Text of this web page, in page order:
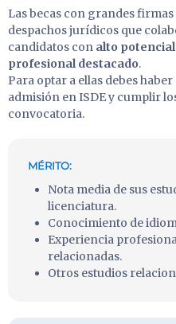
Las becas con grandes
despachos jurídicos que
candidatos con alto
profesional destacado.
Para optar a ellas debes
admisión en ISDE y cumplir
convocatoria.
MÉRITO:
Nota media de sus
licenciatura.
Conocimiento de
Experiencia
relacionadas.
Otros estudios